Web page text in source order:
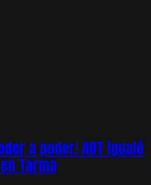
a poder! ADT igualó
Tarma